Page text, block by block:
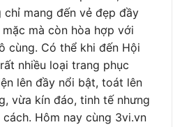
chỉ mang đến vẻ đẹp đầy
mà còn hòa hợp với
cùng. Có thể khi đến Hội
nhiều loại trang phục
lên đầy nổi bật, toát lên
vừa kín đáo, tinh tế nhưng
Hôm nay cùng 3vi.vn